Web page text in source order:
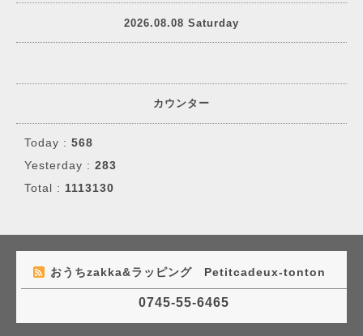
2026.08.08 Saturday
カウンター
Today : 568
Yesterday : 283
Total : 1113130
おうちzakka&ラッピング Petitcadeux-tonton
0745-55-6465